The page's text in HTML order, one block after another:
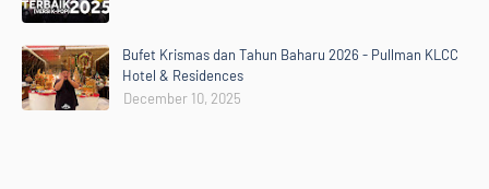
Bufet Krismas dan Tahun Baharu 2026 - Pullman KLCC
Hotel & Residences
December 10, 2025